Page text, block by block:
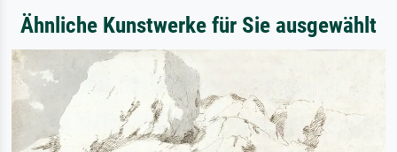
Ähnliche Kunstwerke für Sie ausgewählt